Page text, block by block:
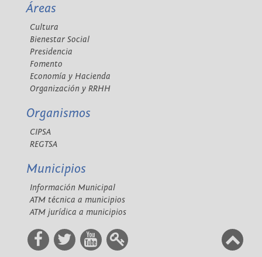
Áreas
Cultura
Bienestar Social
Presidencia
Fomento
Economía y Hacienda
Organización y RRHH
Organismos
CIPSA
REGTSA
Municipios
Información Municipal
ATM técnica a municipios
ATM jurídica a municipios